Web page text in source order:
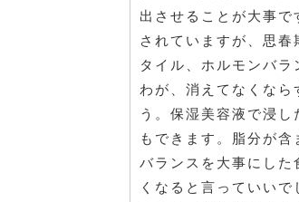
出させることが大事
されていますが、思
タイル、ホルモンバ
わが、消えてなくなら
う。保湿美容液で浸
もできます。脂分が
バランスを大事にした
くなると言っていい